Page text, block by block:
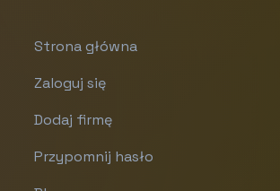
Strona główna
Zaloguj się
Dodaj firmę
Przypomnij hasło